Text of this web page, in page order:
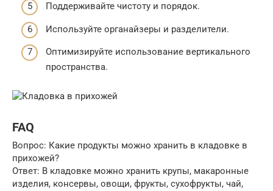
Поддерживайте чистоту и порядок.
Используйте органайзеры и разделители.
Оптимизируйте использование вертикального
пространства.
FAQ
Вопрос: Какие продукты можно хранить в кладовке в
прихожей?
Ответ: В кладовке можно хранить крупы, макаронные
изделия, консервы, овощи, фрукты, сухофрукты, чай,